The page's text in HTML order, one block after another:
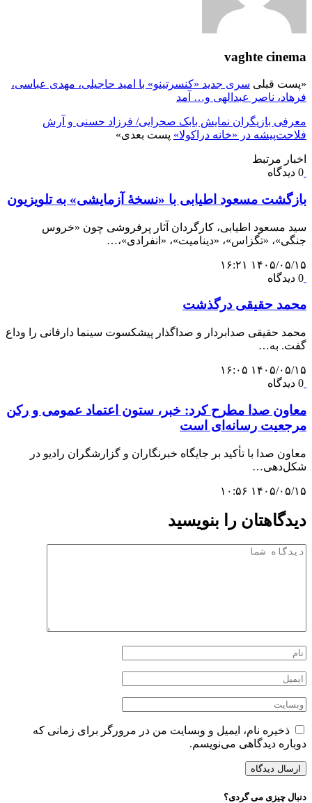
vaghte cinema
«پست قبلی سری جدید «کنسرتینو» با امید حاجیلی، مهدی عباسی،
فرهاد، ناصر عبدالهی و… آمد
معرفی بازیگران نمایش بابک صحرایی/ فرزاد حسنی و آرش
فلاحت‌پیشه در «خانه دراکولا» پست بعدی»
اخبار مرتبط
0 دیدگاه
بازگشت مسعود اطیابی با «نسخهٔ آزمایشی» به تلویزیون
سید مسعود اطیابی، کارگردان آثار پرفروشی چون «خروس
جنگی»، «تگزاس»، «دینامیت»، «انفرادی»،…
۱۴۰۵/۰۵/۱۵ ۱۶:۲۱
0 دیدگاه
محمد حقیقی درگذشت
محمد حقیقی صدابردار و صداگذار پیشکسوت سینما دارفانی را وداع
گفت. به…
۱۴۰۵/۰۵/۱۵ ۱۶:۰۵
0 دیدگاه
معاون صدا مطرح کرد: خبر، ستون اعتماد عمومی و رکن
مرجعیت رسانه‌ای است
معاون صدا با تأکید بر جایگاه خبرنگاران و گزارشگران رادیو در
شکل‌دهی…
۱۴۰۵/۰۵/۱۵ ۱۰:۵۶
دیدگاهتان را بنویسید
ذخیره نام، ایمیل و وبسایت من در مرورگر برای زمانی که
دوباره دیدگاهی می‌نویسم.
دنبال چیزی می گردی؟